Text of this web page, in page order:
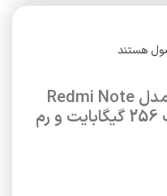
هستند
گوشی موبایل شیائومی مدل Redmi Note
14s دو سیم کارت ظرفیت 256 گیگابایت و رم